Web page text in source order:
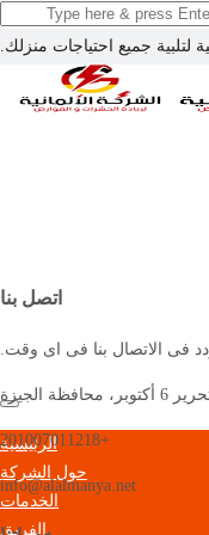
لتلبية جميع احتياجات منزلك.
المقالات
المقر الرئيسي
الرئيسية
حول الشركة
الخدمات
الفريق
اتصل بنا
فى الاتصال بنا فى اى وقت.
الجيزة
+201007011218